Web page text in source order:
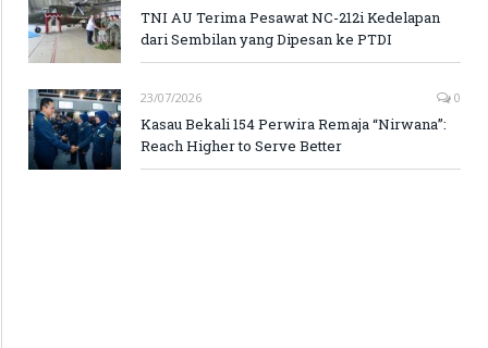
TNI AU Terima Pesawat NC-212i Kedelapan
dari Sembilan yang Dipesan ke PTDI
23/07/2026 0
Kasau Bekali 154 Perwira Remaja “Nirwana”:
Reach Higher to Serve Better